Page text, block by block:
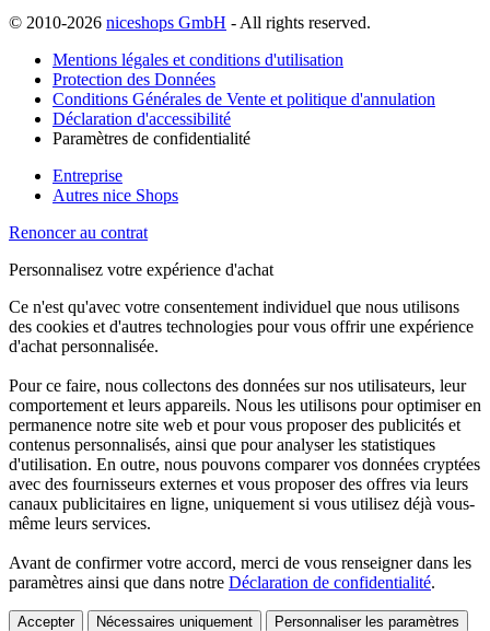
© 2010-2026 niceshops GmbH - All rights reserved.
Mentions légales et conditions d'utilisation
Protection des Données
Conditions Générales de Vente et politique d'annulation
Déclaration d'accessibilité
Paramètres de confidentialité
Entreprise
Autres nice Shops
Renoncer au contrat
Personnalisez votre expérience d'achat
Ce n'est qu'avec votre consentement individuel que nous utilisons
des cookies et d'autres technologies pour vous offrir une expérience
d'achat personnalisée.
Pour ce faire, nous collectons des données sur nos utilisateurs, leur
comportement et leurs appareils. Nous les utilisons pour optimiser en
permanence notre site web et pour vous proposer des publicités et
contenus personnalisés, ainsi que pour analyser les statistiques
d'utilisation. En outre, nous pouvons comparer vos données cryptées
avec des fournisseurs externes et vous proposer des offres via leurs
canaux publicitaires en ligne, uniquement si vous utilisez déjà vous-
même leurs services.
Avant de confirmer votre accord, merci de vous renseigner dans les
paramètres ainsi que dans notre Déclaration de confidentialité.
Accepter Nécessaires uniquement Personnaliser les paramètres